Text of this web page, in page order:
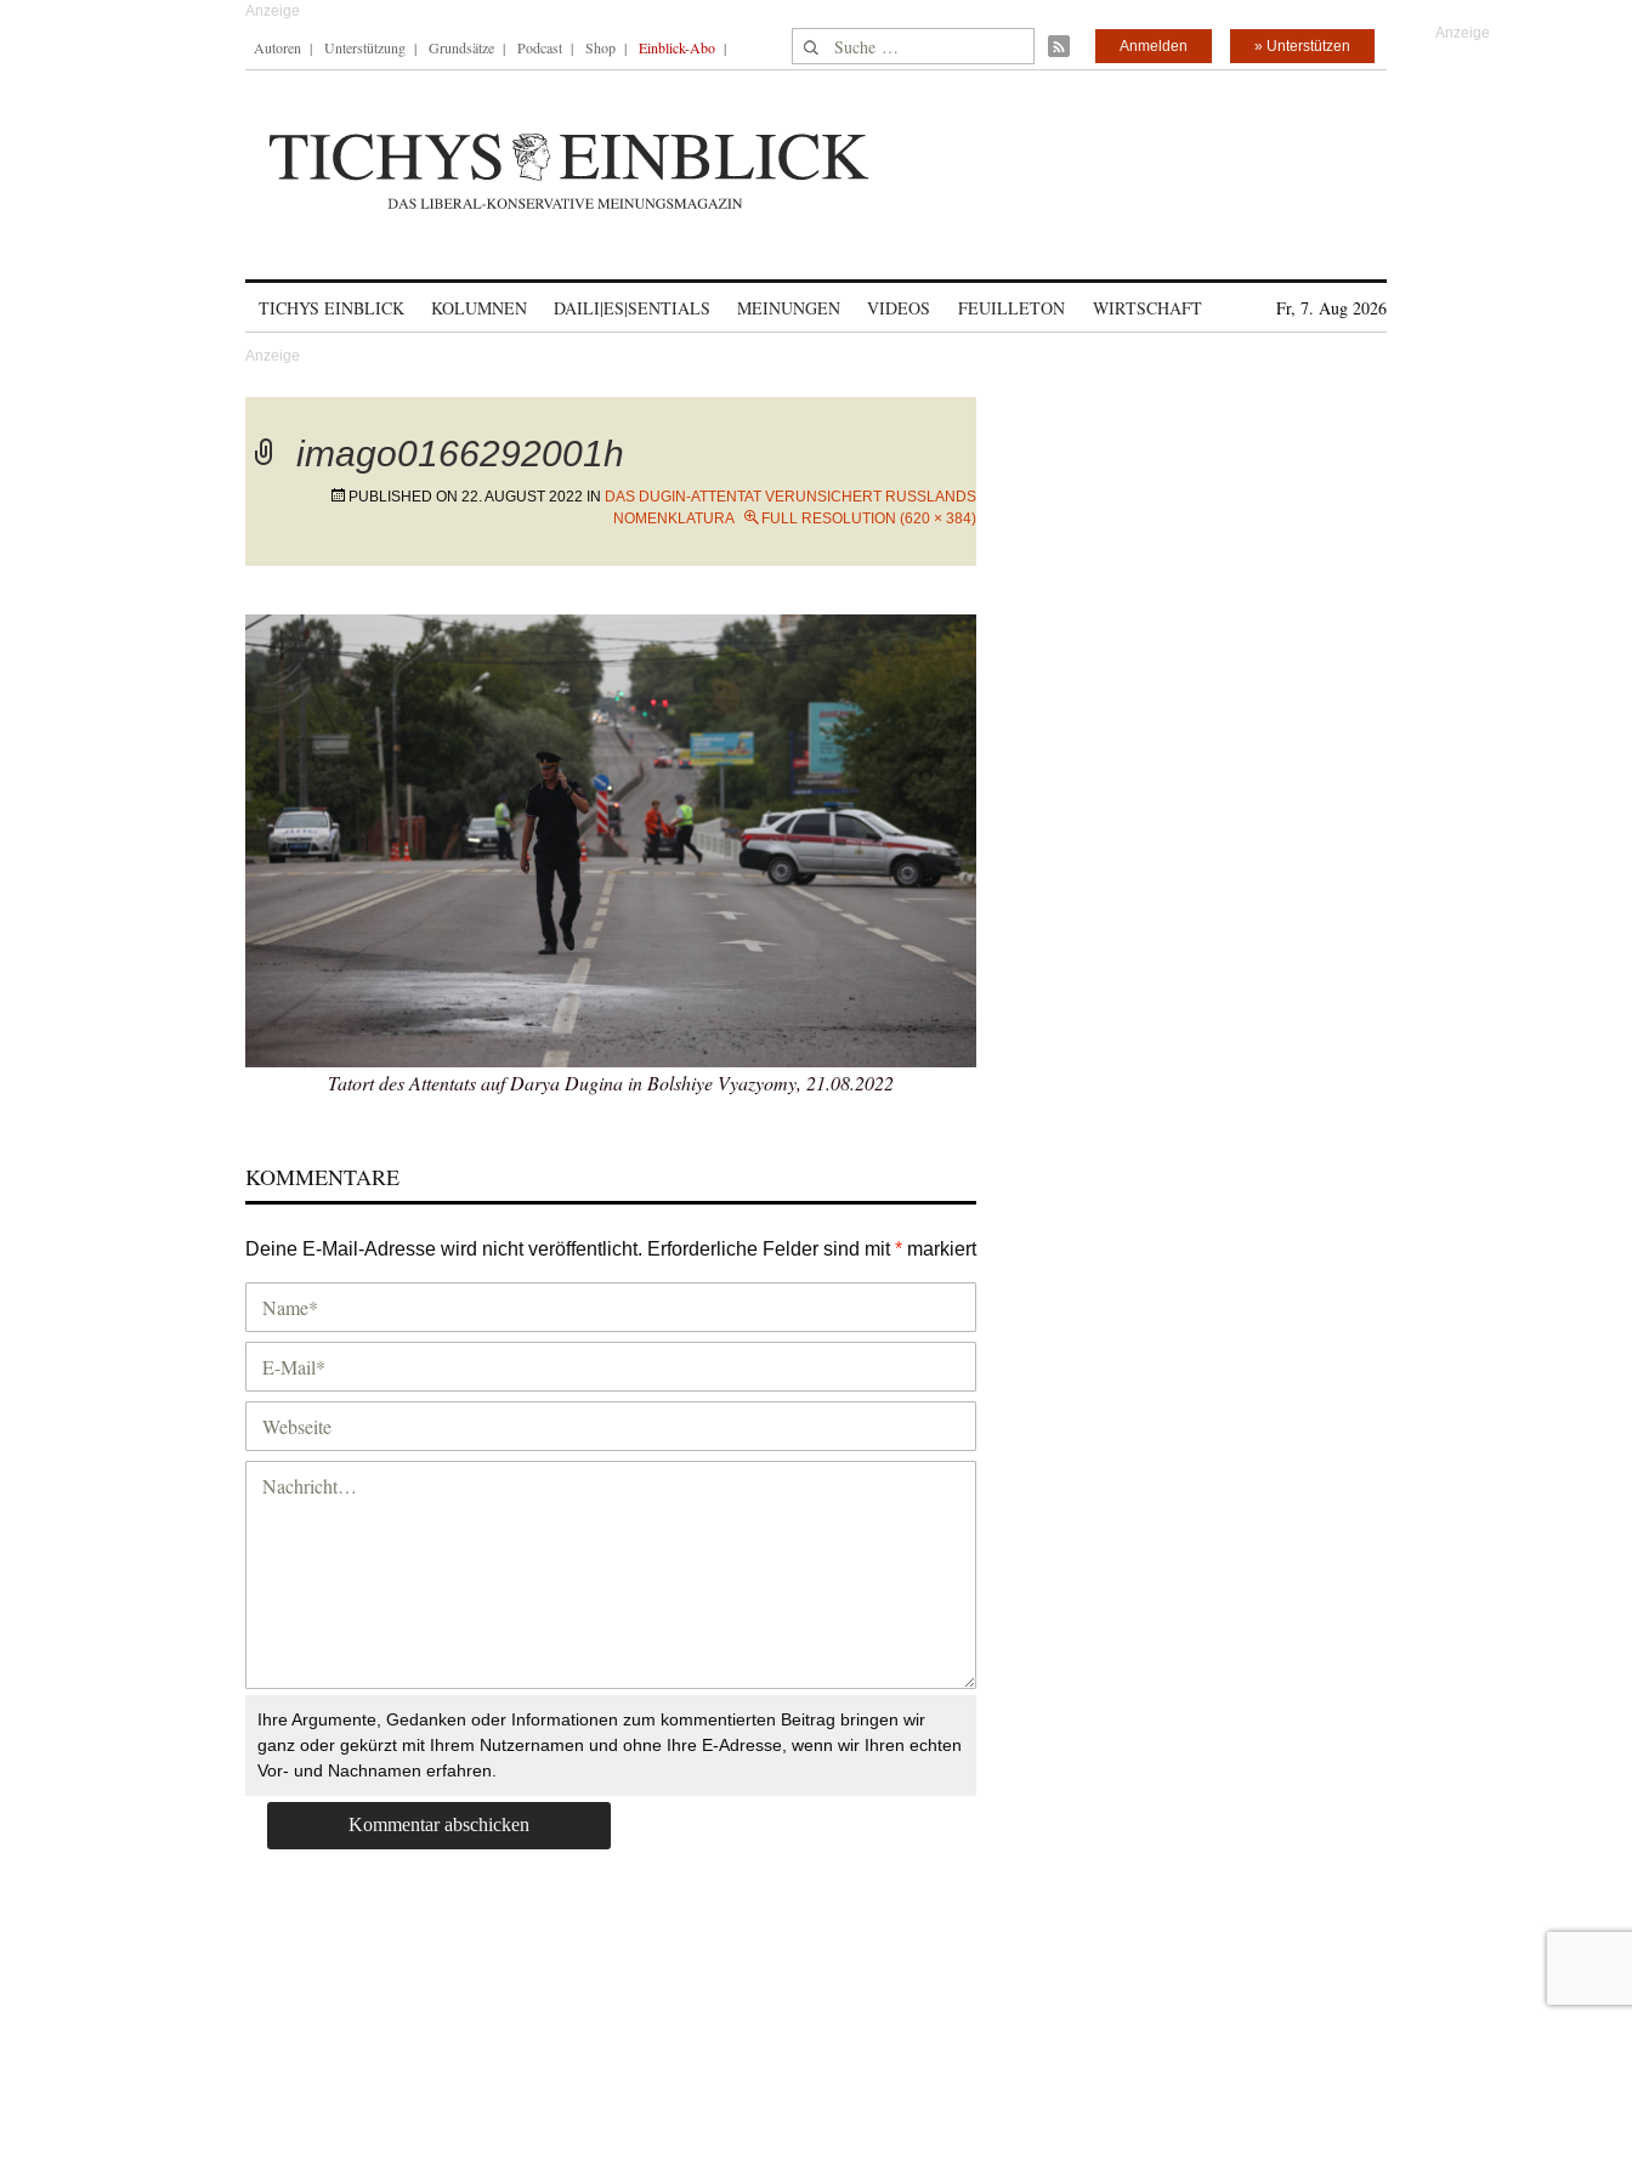
Autoren Unterstützung Grundsätze Podcast Shop Einblick-Abo Suche nach: » Unterstützen
Anmelden
TICHYS EINBLICK KOLUMNEN DAILI|ES|SENTIALS MEINUNGEN VIDEOS FEUILLETON WIRTSCHAFT Fr, 7. Aug 2026
imago0166292001h
PUBLISHED ON 22. AUGUST 2022 IN DAS DUGIN-ATTENTAT VERUNSICHERT RUSSLANDS
NOMENKLATURA
FULL RESOLUTION (620 × 384)
Tatort des Attentats auf Darya Dugina in Bolshiye Vyazyomy, 21.08.2022
KOMMENTARE
Deine E-Mail-Adresse wird nicht veröffentlicht. Erforderliche Felder sind mit* markiert
Ihre Argumente, Gedanken oder Informationen zum kommentierten Beitrag bringen wir
ganz oder gekürzt mit Ihrem Nutzernamen und ohne Ihre E-Adresse, wenn wir Ihren echten
Vor- und Nachnamen erfahren.